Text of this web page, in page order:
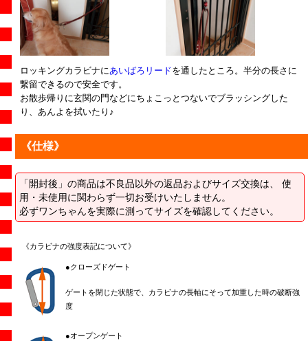
ロッキングカラビナにあいばろリードを通したところ。半分の長さに
繋留できるので安全です。
お散歩帰りに玄関の門などにちょこっとつないでブラッシングした
り、あんよを拭いたり♪
《仕様》
「開封後」の商品は不良品以外の返品およびサイズ交換は、 使
用・未使用に関わらず一切お受けいたしません。
必ずワンちゃんを実際に測ってサイズを確認してください。
《カラビナの強度表記について》
●クローズドゲート
ゲートを閉じた状態で、カラビナの長軸にそって加重した時の破断強
度
●オープンゲート